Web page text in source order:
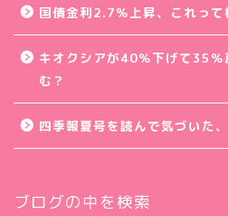
国債金利2.7％上昇、これって
キオクシアが40％下げて35％
む？
四季報夏号を読んで気づいた
ブログの中を検索